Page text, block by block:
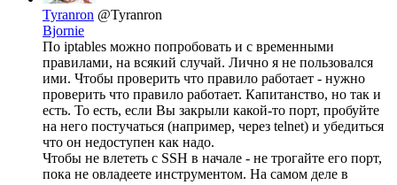
Tyranron @Tyranron
Bjornie
По iptables можно попробовать и с временными
правилами, на всякий случай. Лично я не пользовался
ими. Чтобы проверить что правило работает - нужно
проверить что правило работает. Капитанство, но так и
есть. То есть, если Вы закрыли какой-то порт, пробуйте
на него постучаться (например, через telnet) и убедиться
что он недоступен как надо.
Чтобы не влететь с SSH в начале - не трогайте его порт,
пока не овладеете инструментом. На самом деле в